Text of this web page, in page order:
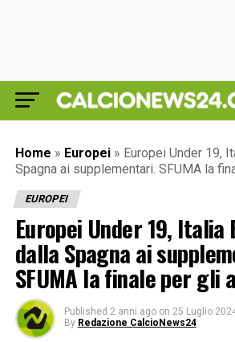
Home » Europei » Europei Under 19,
Spagna ai supplementari. SFUMA la
EUROPEI
Europei Under 19, Italia
dalla Spagna ai
SFUMA la finale per gli
Published 2 anni ago on 25 Luglio
By Redazione CalcioNews24